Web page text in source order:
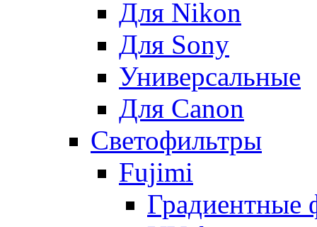
Для Nikon
Для Sony
Универсальные
Для Canon
Светофильтры
Fujimi
Градиентные